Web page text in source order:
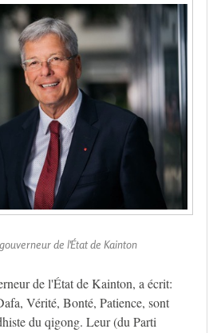
de l'État de Kainton
de l'État de Kainton, a écrit:
Vérité, Bonté, Patience, sont
du qigong. Leur (du Parti